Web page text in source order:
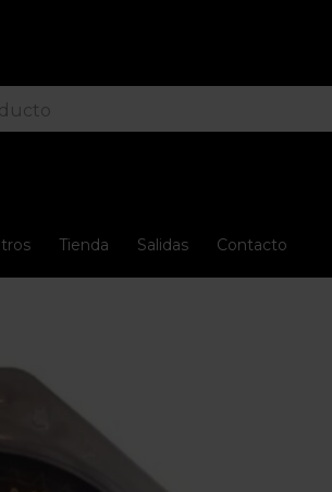
Tienda Salidas Contacto